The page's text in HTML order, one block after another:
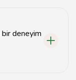
deneyim